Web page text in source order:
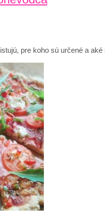
pre koho sú určené a